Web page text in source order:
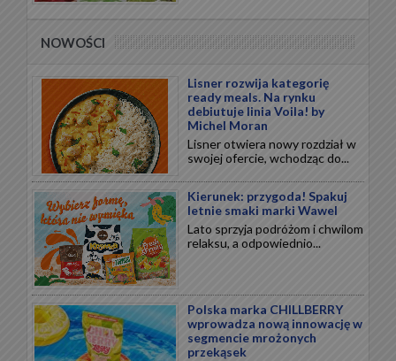
NOWOŚCI
Lisner rozwija kategorię
ready meals. Na rynku
debiutuje linia Voila! by
Michel Moran
Lisner otwiera nowy rozdział w
swojej ofercie, wchodząc do...
Kierunek: przygoda! Spakuj
letnie smaki marki Wawel
Lato sprzyja podróżom i chwilom
relaksu, a odpowiednio...
Polska marka CHILLBERRY
wprowadza nową innowację w
segmencie mrożonych
przekąsek